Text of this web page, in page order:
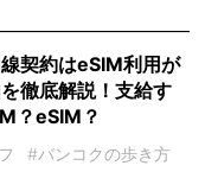
契約はeSIM利用が
徹底解説！支給す
？eSIM？
#バンコクの歩き方